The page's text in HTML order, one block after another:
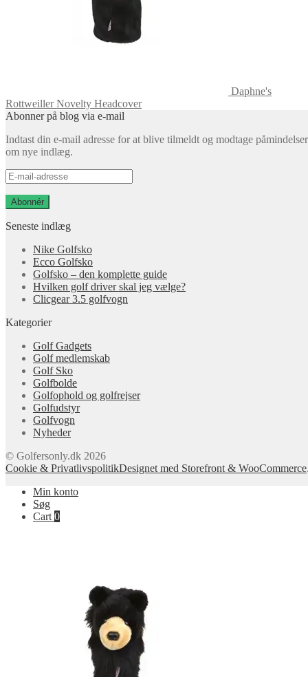
Daphne's
Rottweiller Novelty Headcover
Abonner på blog via e-mail
Indtast din e-mail adresse for at blive tilmeldt og modtage påmindelser
om nye indlæg.
E-
mail-
adresse
Abonnér
Seneste indlæg
Nike Golfsko
Ecco Golfsko
Golfsko – den komplette guide
Hvilken golf driver skal jeg vælge?
Clicgear 3.5 golfvogn
Kategorier
Golf Gadgets
Golf medlemskab
Golf Sko
Golfbolde
Golfophold og golfrejser
Golfudstyr
Golfvogn
Nyheder
© Golfersonly.dk 2026
Cookie & PrivatlivspolitikDesignet med Storefront & WooCommerce
Min konto
Søg
Cart 0